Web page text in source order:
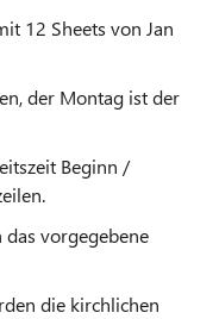
12 Sheets von Jan
der Montag ist der
Beginn /
vorgegebene
die kirchlichen